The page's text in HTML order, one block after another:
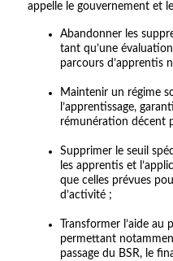
appelle le gouvernement et
Abandonner les
tant qu’une
parcours d’apprentis
Maintenir un régime
l’apprentissage,
rémunération décent
Supprimer le seuil
les apprentis et
que celles prévues
d’activité ;
Transformer l’aide
permettant
passage du BSR, le